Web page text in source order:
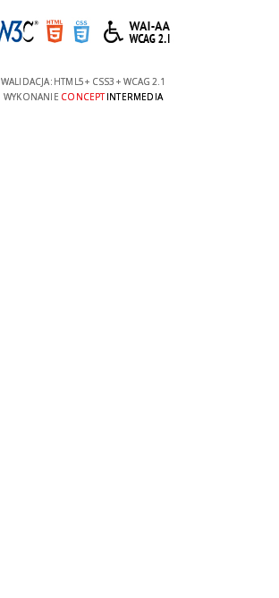
WALIDACJA: HTML5+ CSS3 + WCAG 2.1
WYKONANIE CONCEPTINTERMEDIA